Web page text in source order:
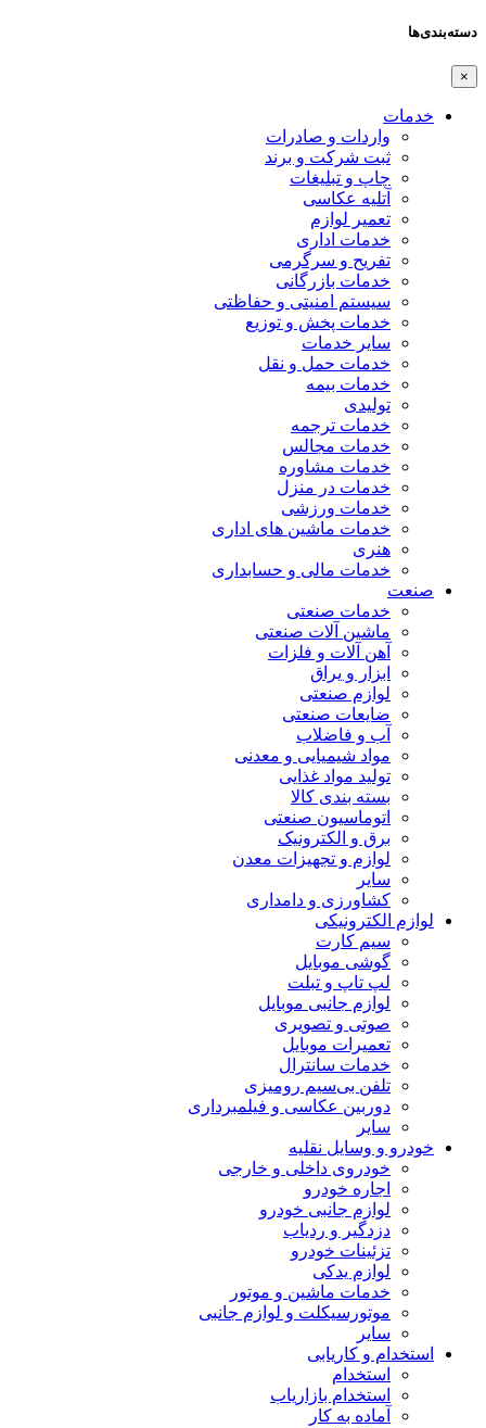
دسته‌بندی‌ها
×
خدمات
واردات و صادرات
ثبت شرکت و برند
چاپ و تبلیغات
آتلیه عکاسی
تعمیر لوازم
خدمات اداری
تفریح و سرگرمی
خدمات بازرگانی
سیستم امنیتی و حفاظتی
خدمات پخش و توزیع
سایر خدمات
خدمات حمل و نقل
خدمات بیمه
تولیدی
خدمات ترجمه
خدمات مجالس
خدمات مشاوره
خدمات در منزل
خدمات ورزشی
خدمات ماشین های اداری
هنری
خدمات مالی و حسابداری
صنعت
خدمات صنعتی
ماشین آلات صنعتی
آهن آلات و فلزات
ابزار و یراق
لوازم صنعتی
ضایعات صنعتی
آب و فاضلاب
مواد شیمیایی و معدنی
تولید مواد غذایی
بسته بندی کالا
اتوماسیون صنعتی
برق و الکترونیک
لوازم و تجهیزات معدن
سایر
کشاورزی و دامداری
لوازم الکترونیکی
سیم کارت
گوشی موبایل
لپ تاپ و تبلت
لوازم جانبی موبایل
صوتی و تصویری
تعمیرات موبایل
خدمات سانترال
تلفن بی‌سیم رومیزی
دوربین عکاسی و فیلمبرداری
سایر
خودرو و وسایل نقلیه
خودروی داخلی و خارجی
اجاره خودرو
لوازم جانبی خودرو
دزدگیر و ردیاب
تزئینات خودرو
لوازم یدکی
خدمات ماشین و موتور
موتورسیکلت و لوازم جانبی
سایر
استخدام و کاریابی
استخدام
استخدام بازاریاب
آماده به کار